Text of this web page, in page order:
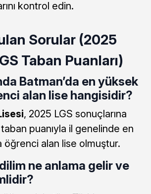
kontrol edin.
Sorular (2025
Taban Puanları)
Batman’da en yüksek
alan lise hangisidir?
, 2025 LGS sonuçlarına
puanıyla il genelinde en
öğrenci alan lise olmuştur.
ne anlama gelir ve